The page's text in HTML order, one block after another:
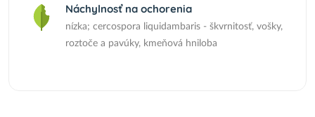
Náchylnosť na ochorenia
nízka; cercospora liquidambaris - škvrnitosť, vošky,
roztoče a pavúky, kmeňová hniloba